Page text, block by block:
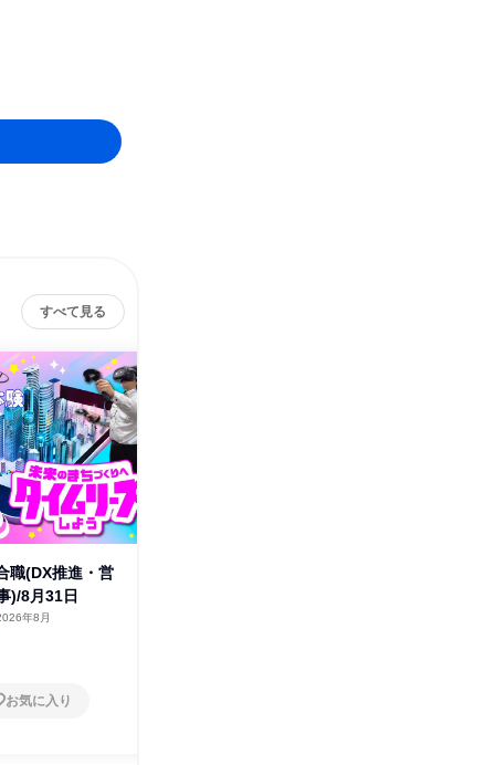
すべて見る
職(DX推進・営
)/8月31日
年8月
お気に入り